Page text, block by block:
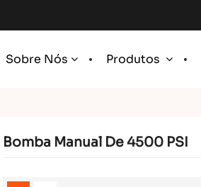
Sobre Nós Produtos
Bomba Manual De 4500 PSI